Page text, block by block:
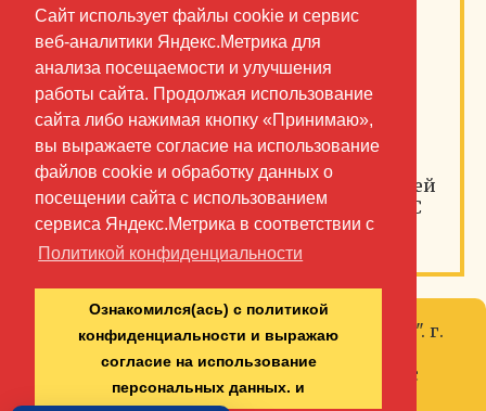
Сайт использует файлы cookie и сервис
веб-аналитики Яндекс.Метрика для
анализа посещаемости и улучшения
работы сайта. Продолжая использование
сайта либо нажимая кнопку «Принимаю»,
вы выражаете согласие на использование
файлов cookie и обработку данных о
посещении сайта с использованием
сервиса Яндекс.Метрика в соответствии с
Политикой конфиденциальности
Ознакомился(ась) с политикой
конфиденциальности и выражаю
согласие на использование
персональных данных. и
пляски «Забайкальские казаки»
поздравляют с Днём народного
Помним заветы предков: в единстве —
наша сила! Желаем всем мира, добра и
крепкого казачьего духа. Пусть под
мирным небом Забайкалья и всей нашей
Родины живут в согласии все народы! С
праздником!
© 2014-2026 ГУК "Забайкальские казаки". г.
материалов сайта возможна только с
разрешения администрации сайта.